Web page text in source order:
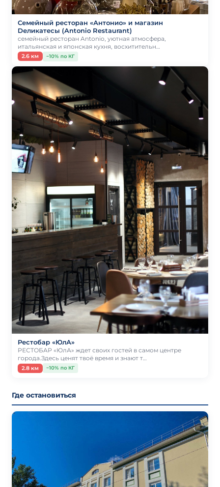
Семейный ресторан «Антонио» и магазин
Dеликатесы (Antonio Restaurant)
семейный ресторан Antonio, уютная атмосфера,
итальянская и японская кухня, восхитительн…
2.6 км −10% по КГ
Рестобар «ЮлА»
РЕСТОБАР «ЮлА» ждет своих гостей в самом центре
города.Здесь ценят твоё время и знают т…
2.8 км −10% по КГ
Где остановиться